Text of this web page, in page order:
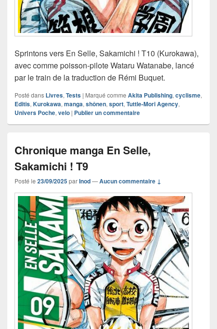
Sprintons vers En Selle, Sakamichi ! T10 (Kurokawa),
avec comme poisson-pilote Wataru Watanabe, lancé
par le train de la traduction de Rémi Buquet.
Posté dans Livres, Tests | Marqué comme Akita Publishing, cyclisme,
Editis, Kurokawa, manga, shônen, sport, Tuttle-Mori Agency,
Univers Poche, velo | Publier un commentaire
Chronique manga En Selle,
Sakamichi ! T9
Posté le 23/09/2025parInod—Aucun commentaire ↓